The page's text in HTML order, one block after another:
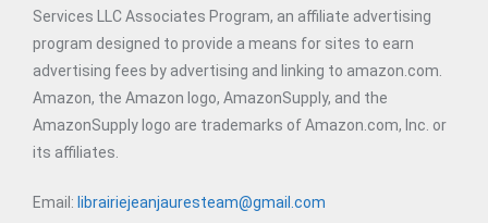
Services LLC Associates Program, an affiliate advertising
program designed to provide a means for sites to earn
advertising fees by advertising and linking to amazon.com.
Amazon, the Amazon logo, AmazonSupply, and the
AmazonSupply logo are trademarks of Amazon.com, Inc. or
its affiliates.
Email: librairiejeanjauresteam@gmail.com